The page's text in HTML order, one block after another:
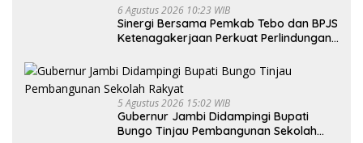
6 Agustus 2026 10:23 WIB
Sinergi Bersama Pemkab Tebo dan BPJS
Ketenagakerjaan Perkuat Perlindungan
5 Agustus 2026 15:02 WIB
Gubernur Jambi Didampingi Bupati
Bungo Tinjau Pembangunan Sekolah